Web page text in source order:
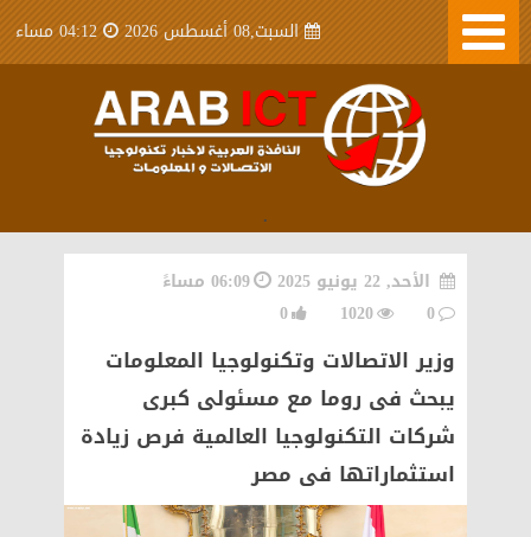
السبت,08 أغسطس 2026 04:12 مساء
.
الأحد, 22 يونيو 2025
06:09 مساءً
0
1020
0
وزير الاتصالات وتكنولوجيا المعلومات
يبحث فى روما مع مسئولى كبرى
شركات التكنولوجيا العالمية فرص زيادة
استثماراتها فى مصر